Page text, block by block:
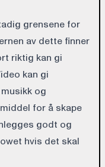
grensene for
av dette finner
riktig kan gi
kan gi
og
for å skape
godt og
hvis det skal